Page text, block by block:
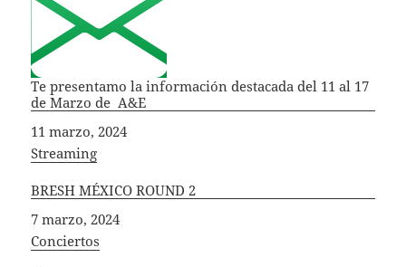
Te presentamo la información destacada del 11 al 17
de Marzo de A&E
Fecha
11 marzo, 2024
In relation to
Streaming
BRESH MÉXICO ROUND 2
Fecha
7 marzo, 2024
In relation to
Conciertos